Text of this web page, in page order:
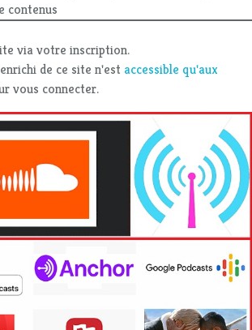
contenus
via votre inscription.
de ce site n'est accessible qu'aux
vous connecter.